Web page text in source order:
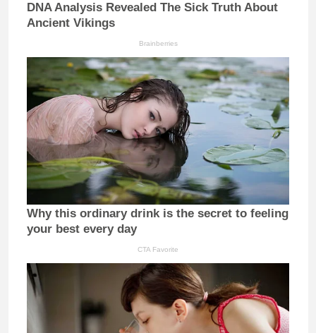
DNA Analysis Revealed The Sick Truth About
Ancient Vikings
Brainberries
Why this ordinary drink is the secret to feeling
your best every day
CTA Favorite